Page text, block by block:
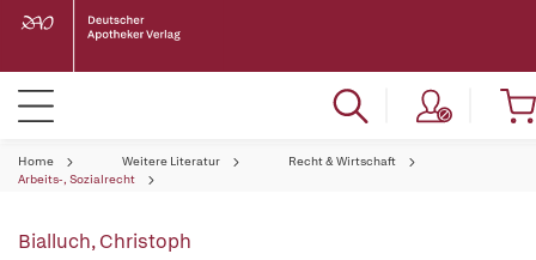
Home Weitere Literatur
Recht & Wirtschaft
Arbeits-, Sozialrecht
Bialluch, Christoph